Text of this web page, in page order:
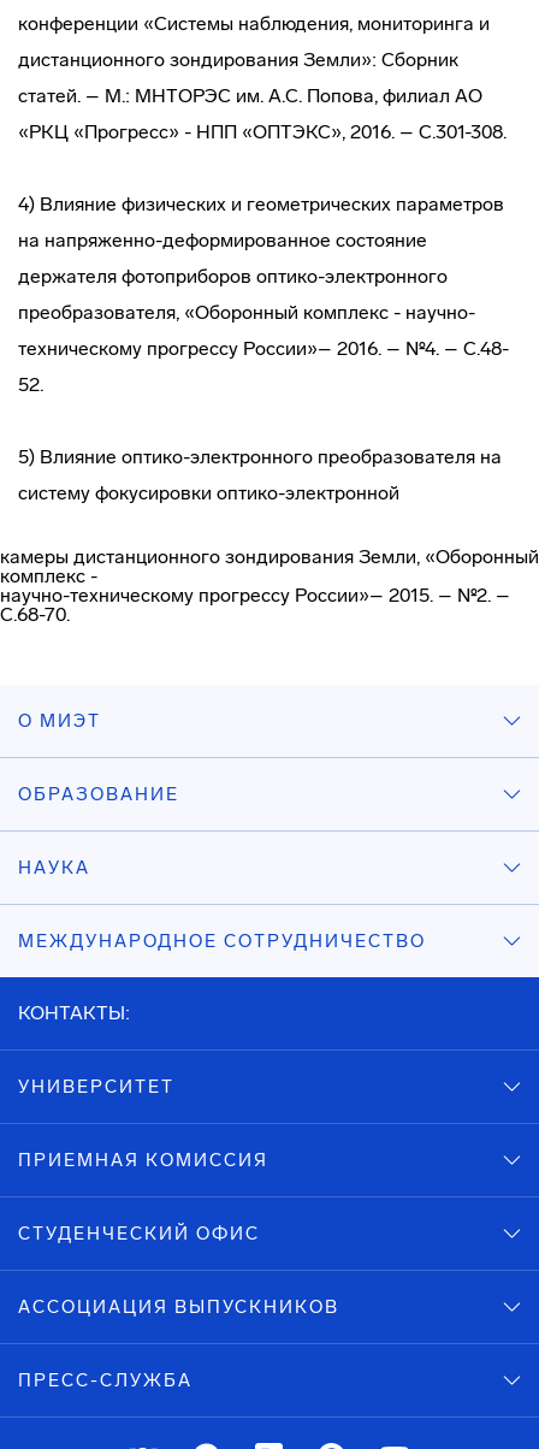
конференции «Системы наблюдения, мониторинга и
дистанционного зондирования Земли»: Сборник
статей. – М.: МНТОРЭС им. А.С. Попова, филиал АО
«РКЦ «Прогресс» - НПП «ОПТЭКС», 2016. – С.301-308.
4) Влияние физических и геометрических параметров
на напряженно-деформированное состояние
держателя фотоприборов оптико-электронного
преобразователя, «Оборонный комплекс - научно-
техническому прогрессу России»– 2016. – №4. – С.48-
52.
5) Влияние оптико-электронного преобразователя на
систему фокусировки оптико-электронной
камеры дистанционного зондирования Земли, «Оборонный
комплекс -
научно-техническому прогрессу России»– 2015. – №2. –
С.68-70.
О МИЭТ
ОБРАЗОВАНИЕ
НАУКА
МЕЖДУНАРОДНОЕ СОТРУДНИЧЕСТВО
КОНТАКТЫ:
УНИВЕРСИТЕТ
ПРИЕМНАЯ КОМИССИЯ
СТУДЕНЧЕСКИЙ ОФИС
АССОЦИАЦИЯ ВЫПУСКНИКОВ
ПРЕСС-СЛУЖБА